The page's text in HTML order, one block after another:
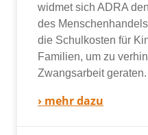
wid­met sich ADRA
des
die Schulkosten für
Familien, um zu
Zwangsarbeit gera­ten.
› mehr dazu